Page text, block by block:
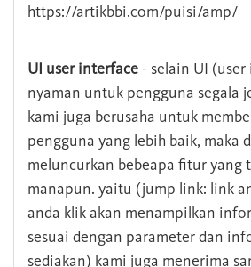
https://artikbbi.com/puisi/amp/
UI user interface - selain UI
nyaman untuk pengguna segala
kami juga berusaha untuk
pengguna yang lebih baik, maka
meluncurkan bebeapa fitur yang
manapun. yaitu (jump link: link
anda klik akan menampilkan
sesuai dengan parameter dan
sediakan) kami juga menerima